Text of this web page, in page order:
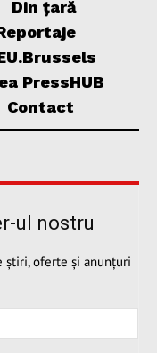
Din țară
PressHUB
Contact
ul nostru
știri, oferte și anunțuri